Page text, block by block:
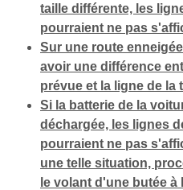
taille différente, les
pourraient ne pas
Sur une route
avoir une différence
prévue et la ligne de la
Si la batterie de la
déchargée, les lignes
pourraient ne pas
une telle situation,
le volant d'une butée